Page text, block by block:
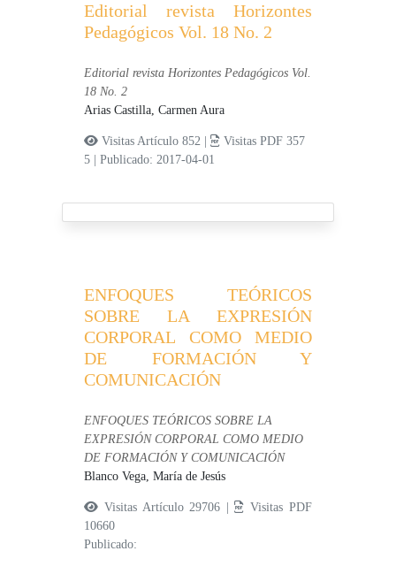
Editorial revista Horizontes
Pedagógicos Vol. 18 No. 2
Editorial revista Horizontes Pedagógicos Vol.
18 No. 2
Arias Castilla, Carmen Aura
Visitas Artículo 852 |
Visitas PDF 357
5
|Publicado: 2017-04-01
ENFOQUES TEÓRICOS
SOBRE LA EXPRESIÓN
CORPORAL COMO MEDIO
DE FORMACIÓN Y
COMUNICACIÓN
ENFOQUES TEÓRICOS SOBRE LA
EXPRESIÓN CORPORAL COMO MEDIO
DE FORMACIÓN Y COMUNICACIÓN
Blanco Vega, María de Jesús
Visitas Artículo 29706 |
Visitas PDF
10660
Publicado: